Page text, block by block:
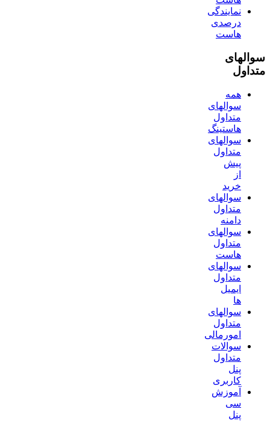
نمایندگی
درصدی
هاست
سوالهای
متداول
همه
سوالهای
متداول
هاستینگ
سوالهای
متداول
پیش
از
خرید
سوالهای
متداول
دامنه
سوالهای
متداول
هاست
سوالهای
متداول
ایمیل
ها
سوالهای
متداول
امورمالی
سوالات
متداول
پنل
کاربری
آموزش
سی
پنل